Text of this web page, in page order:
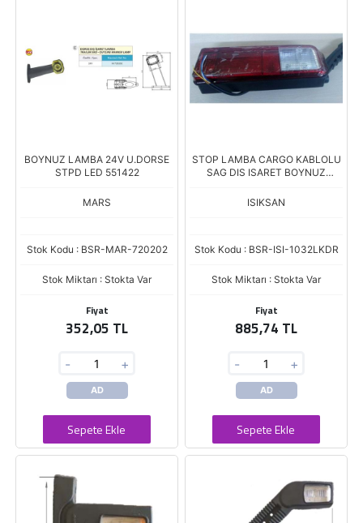
BOYNUZ LAMBA 24V U.DORSE
STPD LED 551422
MARS
Stok Kodu : BSR-MAR-720202
Stok Miktarı : Stokta Var
Fiyat
352,05 TL
- +
AD
Sepete Ekle
STOP LAMBA CARGO KABLOLU
SAG DIS ISARET BOYNUZ
ISIKSAN
Stok Kodu : BSR-ISI-1032LKDR
Stok Miktarı : Stokta Var
Fiyat
885,74 TL
- +
AD
Sepete Ekle